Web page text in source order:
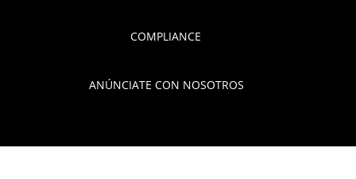
COMPLIANCE
ANÚNCIATE CON NOSOTROS